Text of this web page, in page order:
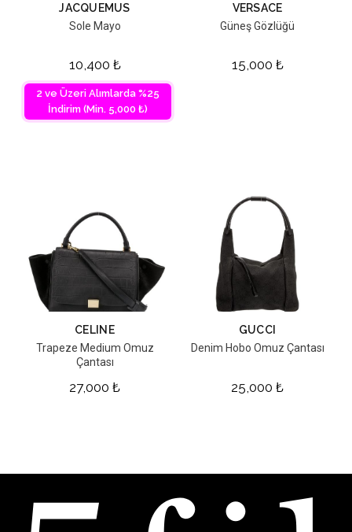
JACQUEMUS
Sole Mayo
10,400 ₺
2 ve Üzeri Alımlarda %25
İndirim (Min. 5,000 ₺)
VERSACE
Güneş Gözlüğü
15,000 ₺
CELINE
Trapeze Medium Omuz
Çantası
27,000 ₺
GUCCI
Denim Hobo Omuz Çantası
25,000 ₺